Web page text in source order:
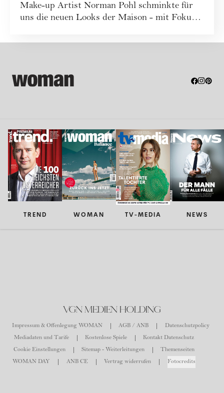
Make-up Artist Norman Pohl schminkte für
uns die neuen Looks der Maison - mit Fokus
TREND WOMAN TV-MEDIA NEWS
VGN MEDIEN HOLDING
Impressum & Offenlegung WOMAN AGB / ANB
Datenschutzpolicy
Mediadaten und Tarife
Kostenlose Spiele
Kontakt Datenschutz
Cookie Einstellungen
Sitemap - Weiterleitungen
Themenseiten
WOMAN DAY
ANB CE Vertrag widerrufen Fotocredits